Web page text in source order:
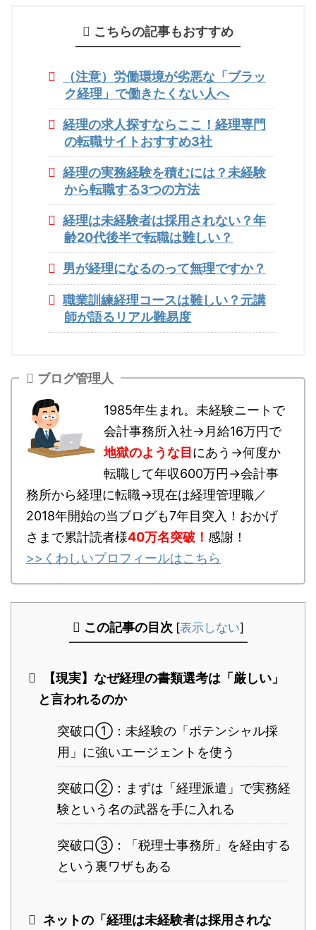
こちらの記事もおすすめ
（注意）労働環境が劣悪な「ブラッ
ク経理」で働きたくない人へ
経理の求人探すならここ！経理専門
の転職サイトおすすめ3社
経理の実務経験を積むには？未経験
から転職する3つの方法
経理は未経験者は採用されない？年
齢20代後半で転職は難しい？
男が経理になるのって無理ですか？
職業訓練経理コースは難しい？元講
師が語るリアル難易度
ブログ管理人
1985年生まれ。未経験ニートで
会計事務所入社→月給16万円で
地獄のような目 にあう→何度か
転職して年収600万円→会計事
務所から経理に転職→現在は経理管理職／
2018年開始の当ブログも7年目突入！おかげ
さまで累計読者様40万名突破 ！ 感謝！
>>くわしいプロフィールはこちら
この記事の目次 [表示しない]
【現実】なぜ経理の書類選考は「厳しい」
と言われるのか
突破口①：未経験の「ポテンシャル採
用」に強いエージェントを使う
突破口②：まずは「経理派遣」で実務経
験という名の武器を手に入れる
突破口③：「税理士事務所」を経由する
という裏ワザもある
ネットの「経理は未経験者は採用されな